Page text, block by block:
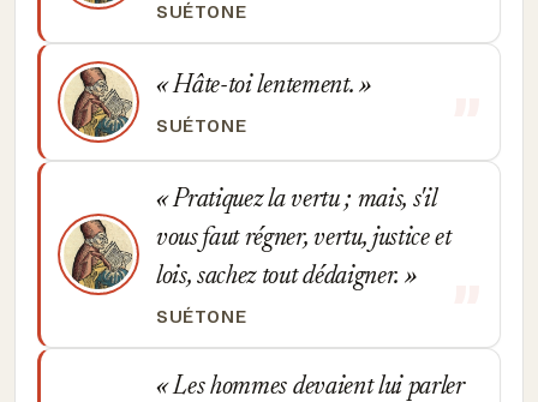
SUÉTONE
Hâte-toi lentement.
SUÉTONE
Pratiquez la vertu ; mais, s'il
vous faut régner, vertu, justice et
lois, sachez tout dédaigner.
SUÉTONE
Les hommes devaient lui parler